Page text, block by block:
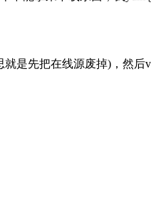
就是先把在线源废掉)，然后